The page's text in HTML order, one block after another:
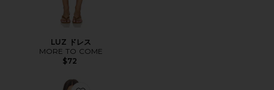
LUZ ドレス
MORE TO COME
$72